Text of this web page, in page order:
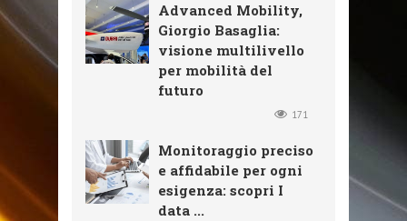
Advanced Mobility,
Giorgio Basaglia:
visione multilivello
per mobilità del
futuro
171
Monitoraggio preciso
e affidabile per ogni
esigenza: scopri I
data ...